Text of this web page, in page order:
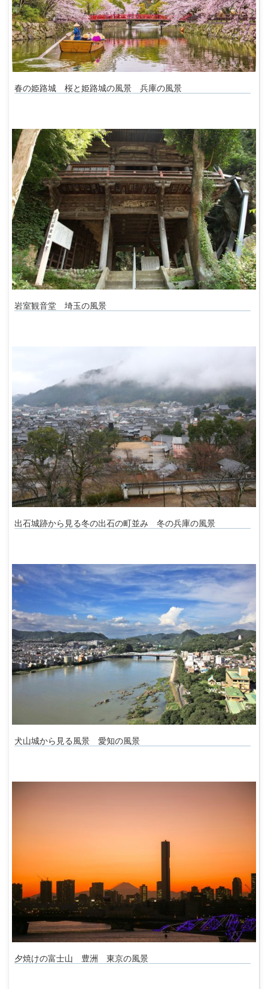
春の姫路城 桜と姫路城の風景 兵庫の風景
岩室観音堂 埼玉の風景
出石城跡から見る冬の出石の町並み 冬の兵庫の風景
犬山城から見る風景 愛知の風景
夕焼けの富士山 豊洲 東京の風景